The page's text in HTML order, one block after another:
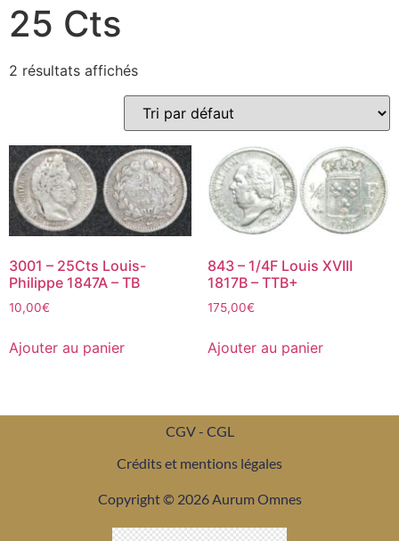
25 Cts
2 résultats affichés
3001 – 25Cts Louis-
Philippe 1847A – TB
10,00€
Ajouter au panier
843 – 1/4F Louis XVIII
1817B – TTB+
175,00€
Ajouter au panier
CGV - CGL
Crédits et mentions légales
Copyright © 2026 Aurum Omnes